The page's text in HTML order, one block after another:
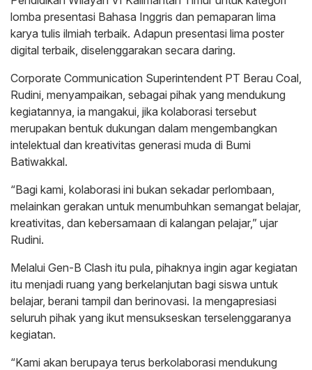
lomba presentasi Bahasa Inggris dan pemaparan lima
karya tulis ilmiah terbaik. Adapun presentasi lima poster
digital terbaik, diselenggarakan secara daring.
Corporate Communication Superintendent PT Berau Coal,
Rudini, menyampaikan, sebagai pihak yang mendukung
kegiatannya, ia mangakui, jika kolaborasi tersebut
merupakan bentuk dukungan dalam mengembangkan
intelektual dan kreativitas generasi muda di Bumi
Batiwakkal.
“Bagi kami, kolaborasi ini bukan sekadar perlombaan,
melainkan gerakan untuk menumbuhkan semangat belajar,
kreativitas, dan kebersamaan di kalangan pelajar,” ujar
Rudini.
Melalui Gen-B Clash itu pula, pihaknya ingin agar kegiatan
itu menjadi ruang yang berkelanjutan bagi siswa untuk
belajar, berani tampil dan berinovasi. Ia mengapresiasi
seluruh pihak yang ikut mensukseskan terselenggaranya
kegiatan.
“Kami akan berupaya terus berkolaborasi mendukung